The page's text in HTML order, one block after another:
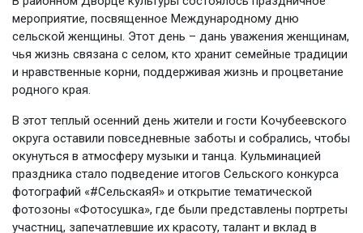
мероприятие, посвященное Международному дню
сельской женщины. Этот день – дань уважения женщинам,
чья жизнь связана с селом, кто хранит семейные традиции
и нравственные корни, поддерживая жизнь и процветание
родного края.
В этот теплый осенний день жители и гости Кочубеевского
округа оставили повседневные заботы и собрались, чтобы
окунуться в атмосферу музыки и танца. Кульминацией
праздника стало подведение итогов Сельского конкурса
фотографий «#СельскаяЯ» и открытие тематической
фотозоны «Фотосушка», где были представлены портреты
участниц, запечатлевшие их красоту, талант и вклад в